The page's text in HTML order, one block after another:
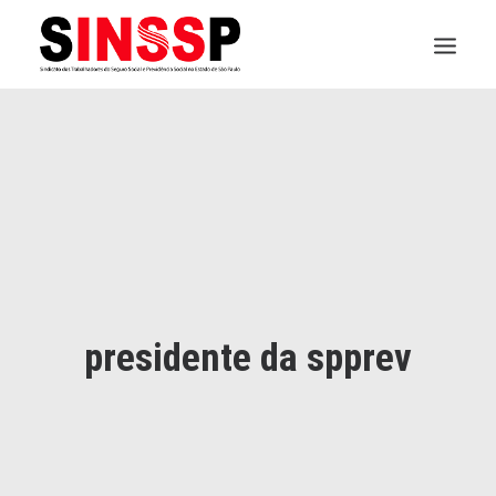
presidente da spprev